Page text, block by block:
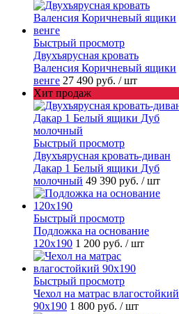
Быстрый просмотр
Двухъярусная кровать
Валенсия Коричневый ящики
венге 27 490 руб. / шт
Хит продаж
Быстрый просмотр
Двухъярусная кровать-диван
Дакар 1 Белый ящики Дуб
молочный 49 390 руб. / шт
Быстрый просмотр
Подложка на основание
120х190 1 200 руб. / шт
Быстрый просмотр
Чехол на матрас влагостойкий
90х190 1 800 руб. / шт